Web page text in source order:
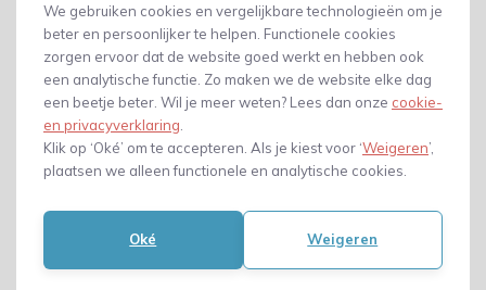
We gebruiken cookies en vergelijkbare technologieën om je
beter en persoonlijker te helpen. Functionele cookies
zorgen ervoor dat de website goed werkt en hebben ook
een analytische functie. Zo maken we de website elke dag
een beetje beter. Wil je meer weten? Lees dan onze cookie-
en privacyverklaring
Klik op ‘Oké’ om te accepteren. Als je kiest voor ‘Weigeren’,
plaatsen we alleen functionele en analytische cookies.
Oké Weigeren
Bij VerpakkingenXL staan we voor kwaliteit. Onze
platte verzenddozen zijn vervaardigd uit hoogwaardig
enkelgolf karton
. Dit materiaal biedt een uitstekende
balans tussen gewichtsbesparing en bescherming. We
maken gebruik van een stevige buitenlaag (vaak
Testliner of Kraftliner) die bestand is tegen scheuren en
stoten tijdens het sorteerproces bij de pakketdienst.
De technische specificaties zijn gericht op
gebruiksgemak. De
zelfklevende plakstripheeft een
hoge initiële hechting, waardoor de doos direct veilig